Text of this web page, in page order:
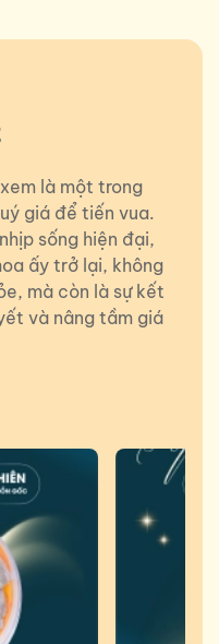
là một trong
giá để tiến vua.
sống hiện đại,
ấy trở lại, không
mà còn là sự kết
và nâng tầm giá